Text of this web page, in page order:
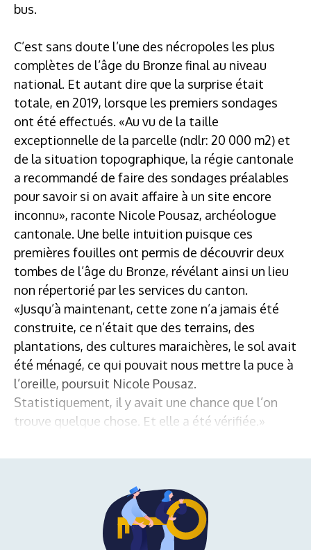
bus.
C’est sans doute l’une des nécropoles les plus
complètes de l’âge du Bronze final au niveau
national. Et autant dire que la surprise était
totale, en 2019, lorsque les premiers sondages
ont été effectués. «Au vu de la taille
exceptionnelle de la parcelle (ndlr: 20 000 m2) et
de la situation topographique, la régie cantonale
a recommandé de faire des sondages préalables
pour savoir si on avait affaire à un site encore
inconnu», raconte Nicole Pousaz, archéologue
cantonale. Une belle intuition puisque ces
premières fouilles ont permis de découvrir deux
tombes de l’âge du Bronze, révélant ainsi un lieu
non répertorié par les services du canton.
«Jusqu’à maintenant, cette zone n’a jamais été
construite, ce n’était que des terrains, des
plantations, des cultures maraichères, le sol avait
été ménagé, ce qui pouvait nous mettre la puce à
l’oreille, poursuit Nicole Pousaz.
Statistiquement, il y avait une chance que l’on
trouve quelque chose. Et elle a été vérifiée.»